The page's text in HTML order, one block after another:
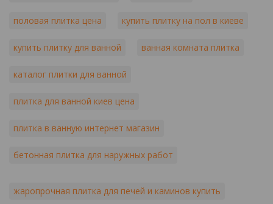
половая плитка цена купить плитку на пол в киеве
купить плитку для ванной ванная комната плитка
каталог плитки для ванной
плитка для ванной киев цена
плитка в ванную интернет магазин
бетонная плитка для наружных работ
жаропрочная плитка для печей и каминов купить